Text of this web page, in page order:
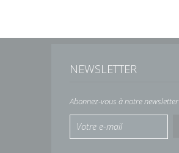
NEWSLETTER
Abonnez-vous à notre newsletter